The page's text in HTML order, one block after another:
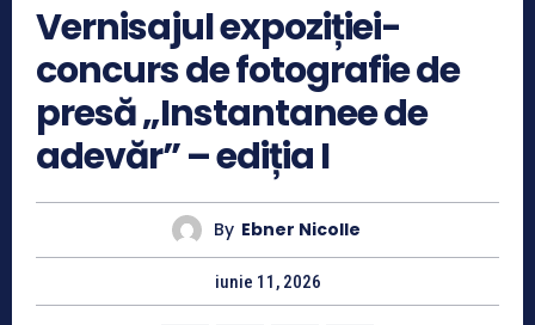
Vernisajul expoziției-
concurs de fotografie de
presă „Instantanee de
adevăr” – ediția I
By Ebner Nicolle
iunie 11, 2026